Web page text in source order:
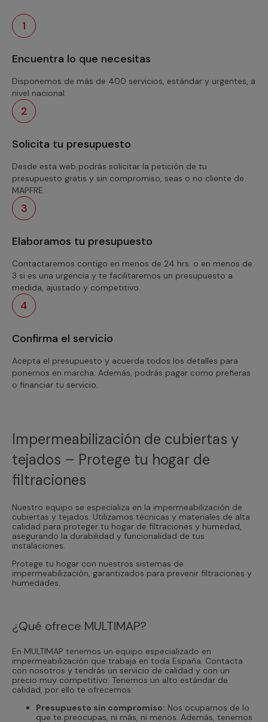
1
Encuentra lo que necesitas
Disponemos de más de 400 servicios, estándar y urgentes, a
nivel nacional.
2
Solicita tu presupuesto
Desde esta web podrás solicitar la petición de tu
presupuesto gratis y sin compromiso, seas o no cliente de
MAPFRE.
3
Elaboramos tu presupuesto
Contactaremos contigo en menos de 24 hrs. o en menos de
3 si es una urgencia y te facilitaremos un presupuesto a
medida, ajustado y competitivo.
4
Confirma el servicio
Acepta el presupuesto y acuerda todos los detalles para
ponernos en marcha. Además, podrás pagar como prefieras
o financiar tu servicio.
Impermeabilización de cubiertas y
tejados – Protege tu hogar de
filtraciones
Nuestro equipo se especializa en la impermeabilización de
cubiertas y tejados. Utilizamos técnicas y materiales de alta
calidad para proteger tu hogar de filtraciones y humedad,
asegurando la durabilidad y funcionalidad de tus
instalaciones.
Protege tu hogar con nuestros sistemas de
impermeabilización, garantizados para prevenir filtraciones y
humedades.
¿Qué ofrece MULTIMAP?
En MULTIMAP tenemos un equipo especializado en
impermeabilización que trabaja en toda España. Contacta
con nosotros y tendrás un servicio de calidad y con un
precio muy competitivo. Tenemos un alto estándar de
calidad, por ello te ofrecemos:
Presupuesto sin compromiso: Nos ocupamos de lo
que te preocupas, ni más, ni menos. Además, tenemos